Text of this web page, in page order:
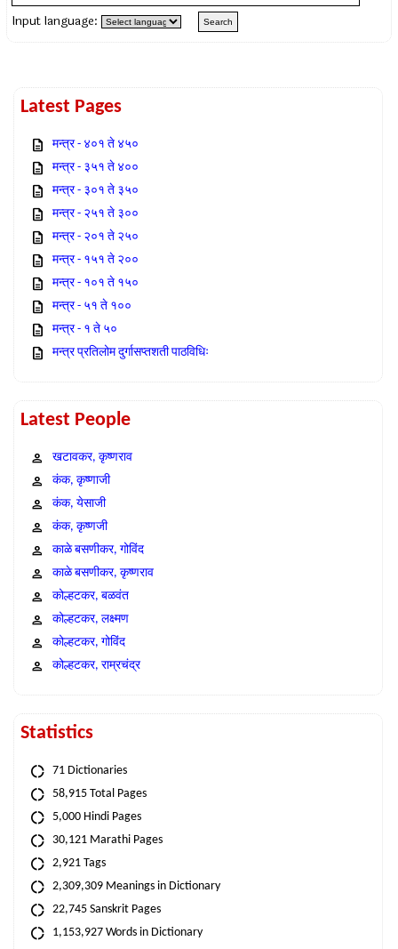
Input language:
Latest Pages
मन्त्र - ४०१ ते ४५०
मन्त्र - ३५१ ते ४००
मन्त्र - ३०१ ते ३५०
मन्त्र - २५१ ते ३००
मन्त्र - २०१ ते २५०
मन्त्र - १५१ ते २००
मन्त्र - १०१ ते १५०
मन्त्र - ५१ ते १००
मन्त्र - १ ते ५०
मन्त्र प्रतिलोम दुर्गासप्तशती पाठविधिः
Latest People
खटावकर, कृष्णराव
कंक, कृष्णाजी
कंक, येसाजी
कंक, कृष्णजी
काळे बसणीकर, गोविंद
काळे बसणीकर, कृष्णराव
कोल्हटकर, बळवंत
कोल्हटकर, लक्ष्मण
कोल्हटकर, गोविंद
कोल्हटकर, राम्रचंद्र
Statistics
71 Dictionaries
58,915 Total Pages
5,000 Hindi Pages
30,121 Marathi Pages
2,921 Tags
2,309,309 Meanings in Dictionary
22,745 Sanskrit Pages
1,153,927 Words in Dictionary